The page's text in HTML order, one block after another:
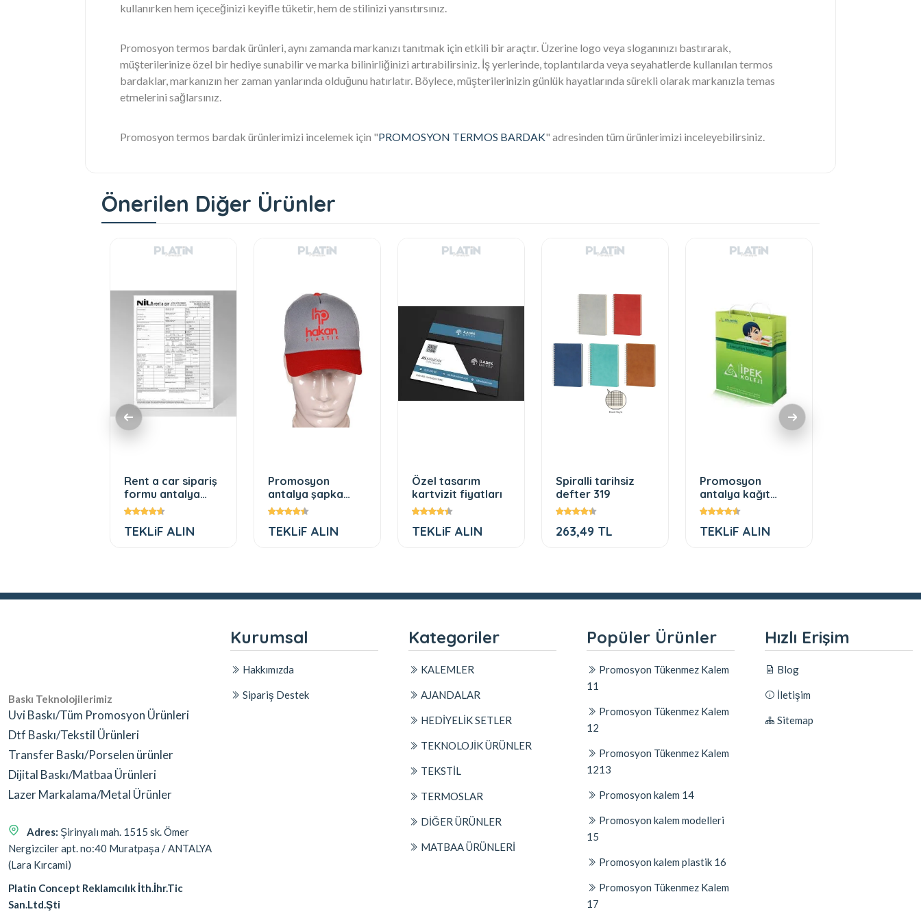
kullanırken hem içeceğinizi keyifle tüketir, hem de stilinizi yansıtırsınız.
Promosyon termos bardak ürünleri, aynı zamanda markanızı tanıtmak için etkili bir araçtır. Üzerine logo veya sloganınızı bastırarak,
müşterilerinize özel bir hediye sunabilir ve marka bilinirliğinizi artırabilirsiniz. İş yerlerinde, toplantılarda veya seyahatlerde kullanılan termos
bardaklar, markanızın her zaman yanlarında olduğunu hatırlatır. Böylece, müşterilerinizin günlük hayatlarında sürekli olarak markanızla temas
etmelerini sağlarsınız.
Promosyon termos bardak ürünlerimizi incelemek için "PROMOSYON TERMOS BARDAK" adresinden tüm ürünlerimizi inceleyebilirsiniz.
Önerilen Diğer Ürünler
Rent a car sipariş
formu antalya
matbaa
TEKLiF ALIN
Promosyon
antalya şapka
baskılı
TEKLiF ALIN
Özel tasarım
kartvizit fiyatları
TEKLiF ALIN
Spiralli tarihsiz
defter 319
263,49 TL
Promosyon
antalya kağıt
çanta
TEKLiF ALIN
Baskı Teknolojilerimiz
Uvi Baskı/Tüm Promosyon Ürünleri
Dtf Baskı/Tekstil Ürünleri
Transfer Baskı/Porselen ürünler
Dijital Baskı/Matbaa Ürünleri
Lazer Markalama/Metal Ürünler
Adres: Şirinyalı mah. 1515 sk. Ömer
Nergizciler apt. no:40 Muratpaşa / ANTALYA
(Lara Kırcami)
Platin Concept Reklamcılık İth.İhr.Tic
San.Ltd.Şti
Kurumsal
Hakkımızda
Sipariş Destek
Kategoriler
KALEMLER
AJANDALAR
HEDİYELİK SETLER
TEKNOLOJİK ÜRÜNLER
TEKSTİL
TERMOSLAR
DİĞER ÜRÜNLER
MATBAA ÜRÜNLERİ
Popüler Ürünler
Promosyon Tükenmez Kalem
11
Promosyon Tükenmez Kalem
12
Promosyon Tükenmez Kalem
1213
Promosyon kalem 14
Promosyon kalem modelleri
15
Promosyon kalem plastik 16
Promosyon Tükenmez Kalem
17
Hızlı Erişim
Blog
İletişim
Sitemap